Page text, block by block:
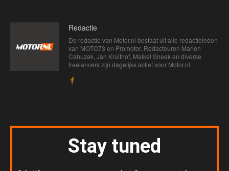
Redactie
De redactie van Motor.nl bestaat uit alle redactieleden
van MOTO73 en Promotor. Redacteuren Marien
Cahuzak, Jan Kruithof, Maikel Sneek en diverse
freelancers zijn dagelijks actief voor Motor.nl.
Stay tuned